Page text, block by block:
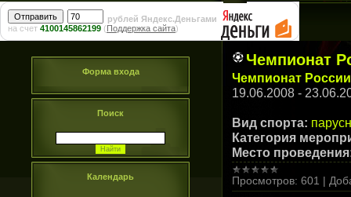
рублей Яндекс.Деньгами
на счет 4100145862199 (Поддержка сайта)
Форма входа
Поиск
Календарь
Чемпионат
Чемпионат
19.06.2008 -
Вид спорта:
Категория
Место
Просмотров: 601 |